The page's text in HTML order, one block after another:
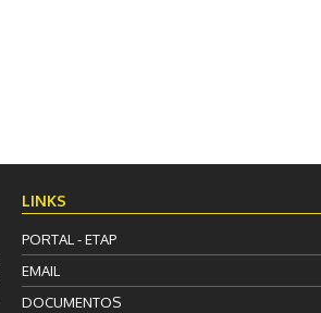
LINKS
PORTAL - ETAP
EMAIL
DOCUMENTOS